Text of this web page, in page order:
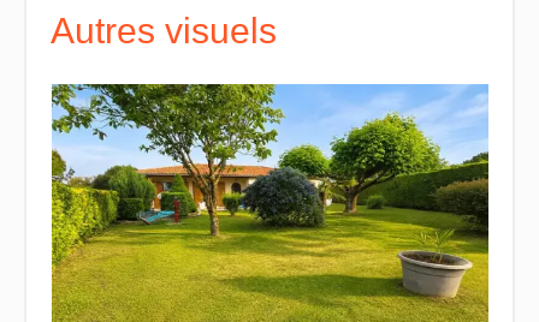
Autres visuels